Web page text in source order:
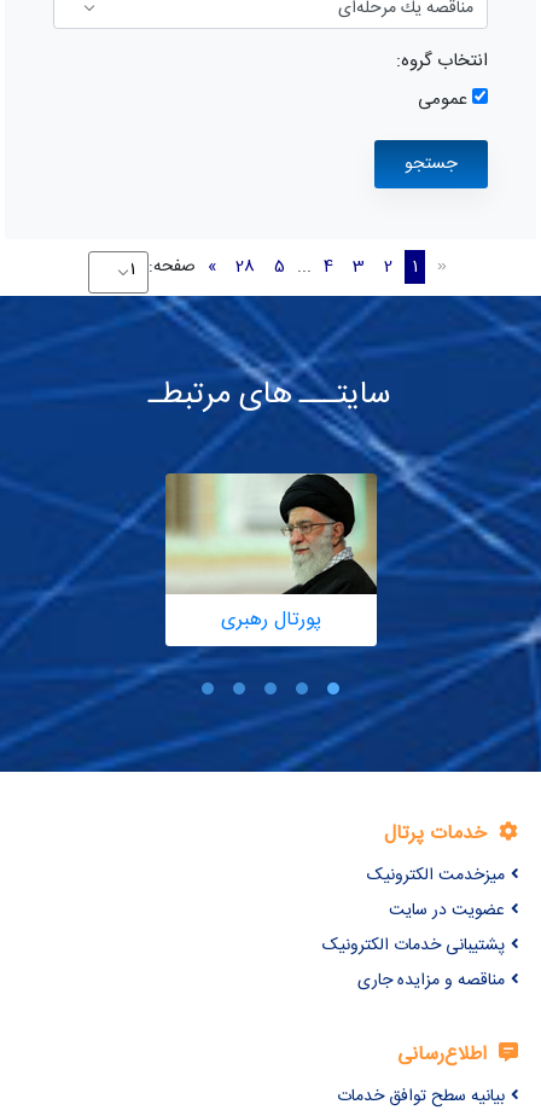
انتخاب گروه:
عمومی
«
1
2
3
4
...
5
28
» صفحه:
سایتـــ های مرتبطـ
پورتال رهبری
خدمات پرتال
میزخدمت الکترونیک
عضویت در سایت
پشتیبانی خدمات الکترونیک
مناقصه و مزایده جاری
اطلاع‌رسانی
بیانیه سطح توافق خدمات